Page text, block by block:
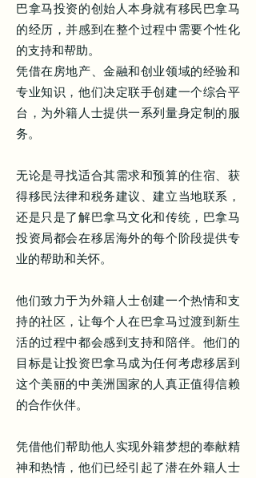
巴拿马投资的创始人本身就有移民巴拿马
的经历，并感到在整个过程中需要个性化
的支持和帮助。
凭借在房地产、金融和创业领域的经验和
专业知识，他们决定联手创建一个综合平
台，为外籍人士提供一系列量身定制的服
务。
无论是寻找适合其需求和预算的住宿、获
得移民法律和税务建议、建立当地联系，
还是只是了解巴拿马文化和传统，巴拿马
投资局都会在移居海外的每个阶段提供专
业的帮助和关怀。
他们致力于为外籍人士创建一个热情和支
持的社区，让每个人在巴拿马过渡到新生
活的过程中都会感到支持和陪伴。他们的
目标是让投资巴拿马成为任何考虑移居到
这个美丽的中美洲国家的人真正值得信赖
的合作伙伴。
凭借他们帮助他人实现外籍梦想的奉献精
神和热情，他们已经引起了潜在外籍人士